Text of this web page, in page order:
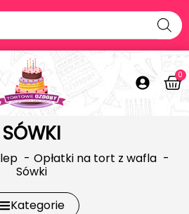
0
SÓWKI
Opłatki na tort z wafla
Sówki
Kategorie